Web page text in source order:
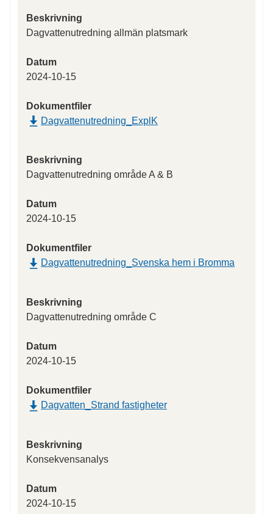
Beskrivning
Dagvattenutredning allmän platsmark
Datum
2024-10-15
Dokumentfiler
Dagvattenutredning_ExplK
Beskrivning
Dagvattenutredning område A & B
Datum
2024-10-15
Dokumentfiler
Dagvattenutredning_Svenska hem i Bromma
Beskrivning
Dagvattenutredning område C
Datum
2024-10-15
Dokumentfiler
Dagvatten_Strand fastigheter
Beskrivning
Konsekvensanalys
Datum
2024-10-15